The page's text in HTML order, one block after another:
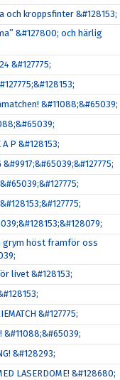
och kroppsfinter &#128153;
&#127800; och härlig
&#127775;
&#11088;&#65039;
A P &#128153;
&#9917;&#65039;&#127775;
grym höst framför oss
livet &#128153;
&#127775;
&#128293;
LASERDOME! &#128680;